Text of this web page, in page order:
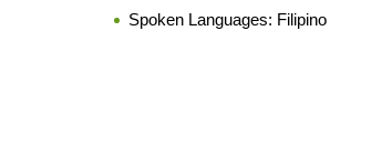
Spoken Languages: Filipino